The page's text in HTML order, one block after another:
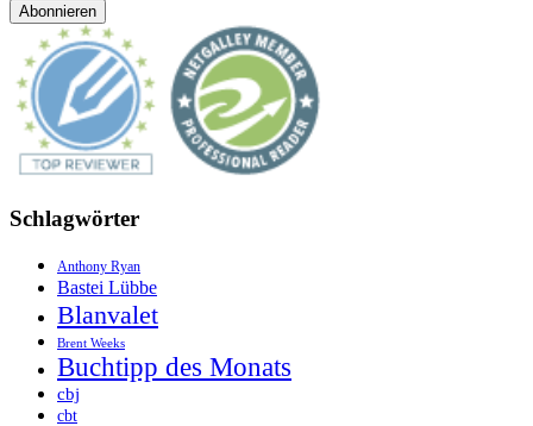
Schlagwörter
Anthony Ryan
Bastei Lübbe
Blanvalet
Brent Weeks
Buchtipp des Monats
cbj
cbt